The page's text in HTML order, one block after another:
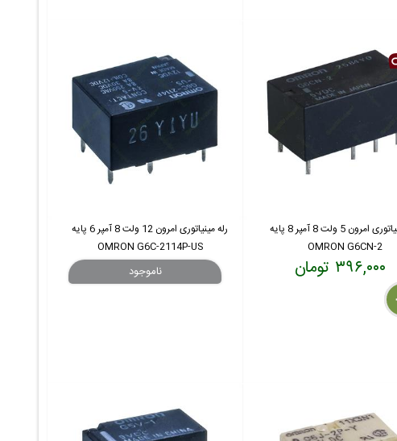
رله مینیاتوری امرون 5 ولت 8 آمپر 8 پایه
OMRON G6CN-2
۳۹۶,۰۰۰ تومان
رله مینیاتوری امرون 12 ولت 8 آمپر 6 پایه
OMRON G6C-2114P-US